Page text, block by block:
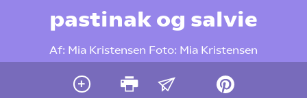
pastinak og salvie
Af: Mia Kristensen Foto: Mia Kristensen